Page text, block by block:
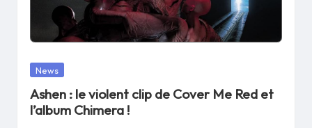
Posted
News
Ashen : le violent clip de Cover Me Red et
l’album Chimera !